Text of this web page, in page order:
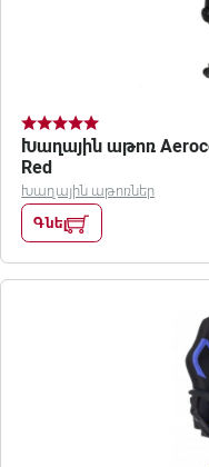
Խաղային աթոռ
Red
Խաղային աթոռներ
Գնել